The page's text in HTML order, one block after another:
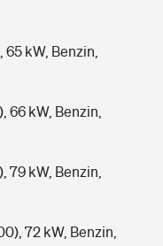
deine Kids
65 kW, Benzin,
66 kW, Benzin,
79 kW, Benzin,
72 kW, Benzin,